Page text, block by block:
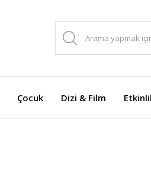
Çocuk Dizi & Film